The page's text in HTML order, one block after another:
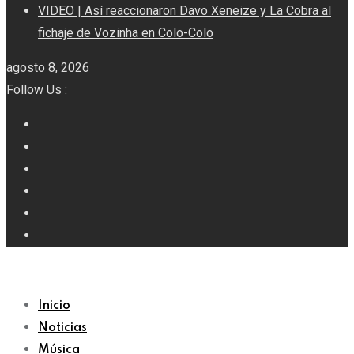
VIDEO | Así reaccionaron Davo Xeneize y La Cobra al
fichaje de Vozinha en Colo-Colo
agosto 8, 2026
Follow Us :
Inicio
Noticias
Música